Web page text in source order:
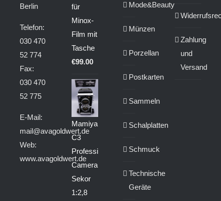
Berlin
Telefon:
030 470
52 774
Fax:
030 470
52 775
E-Mail:
mail@avagoldwert.de
Web:
www.avagoldwert.de
für
Minox-
Film mit
Tasche
€99.00
Mamiya
C3
Professional
Camera
Sekor
1:2,8
Mode&Beauty
Münzen
Porzellan
Postkarten
Sammeln
Schalplatten
Schmuck
Technische
Geräte
Zahlung
und
Versand